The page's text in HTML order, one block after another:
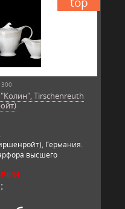
Tirschenreuth
Германия.
высшего